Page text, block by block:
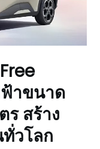
าขนาด
ร สร้าง
วโลก